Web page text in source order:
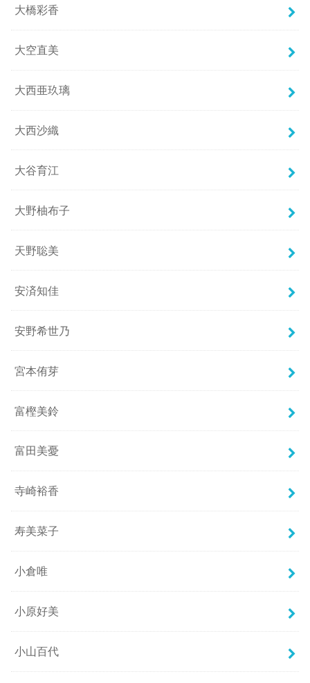
大橋彩香
大空直美
大西亜玖璃
大西沙織
大谷育江
大野柚布子
天野聡美
安済知佳
安野希世乃
宮本侑芽
富樫美鈴
富田美憂
寺崎裕香
寿美菜子
小倉唯
小原好美
小山百代